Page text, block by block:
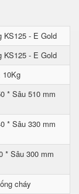
KS125 - E Gold
KS125 - E Gold
10Kg
* Sâu 510 mm
* Sâu 330 mm
* Sâu 300 mm
cháy